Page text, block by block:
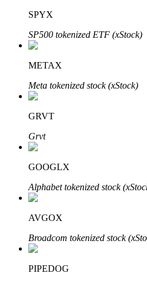
Leer staken
Meer informatie over het
Bitrue
AI
SPYX
SP500 tokenized ETF (xStock)
METAX
Meta tokenized stock (xStock)
GRVT
Grvt
GOOGLX
Alphabet tokenized stock
AVGOX
Broadcom tokenized stock
PIPEDOG